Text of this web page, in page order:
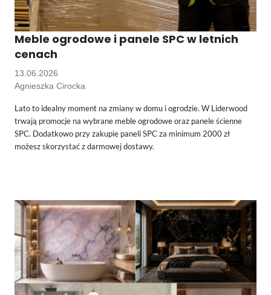
Meble ogrodowe i panele SPC w letnich
cenach
Agnieszka Cirocka
13.06.2026
Lato to idealny moment na zmiany w domu i ogrodzie. W Liderwood
trwają promocje na wybrane meble ogrodowe oraz panele ścienne
SPC. Dodatkowo przy zakupie paneli SPC za minimum 2000 zł
możesz skorzystać z darmowej dostawy.